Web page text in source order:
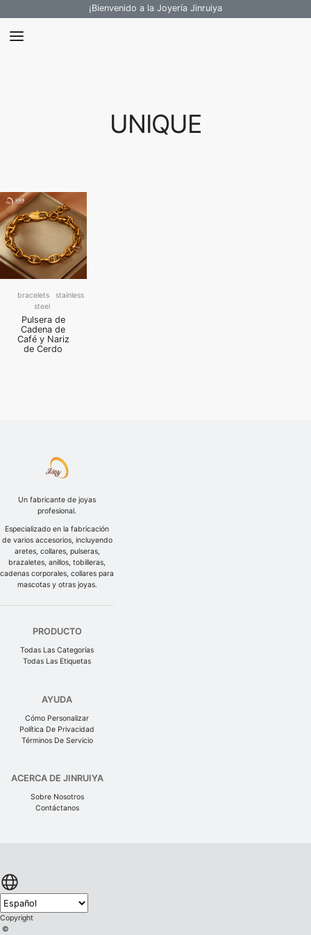
¡Bienvenido a la Joyería Jinruiya
UNIQUE
bracelets
stainless
steel
Pulsera de
Cadena de
Café y Nariz
de Cerdo
Un fabricante de joyas
profesional.
Especializado en la fabricación
de varios accesorios, incluyendo
aretes, collares, pulseras,
brazaletes, anillos, tobilleras,
cadenas corporales, collares para
mascotas y otras joyas.
PRODUCTO
Todas Las Categorías
Todas Las Etiquetas
AYUDA
Cómo Personalizar
Política De Privacidad
Términos De Servicio
ACERCA DE JINRUIYA
Sobre Nosotros
Contáctanos
Copyright
©